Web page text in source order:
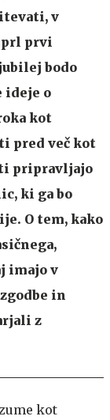
v
prvi
bodo
ideje o
kot
pred več kot
pripravljajo
ki ga bo
O tem, kako
imajo v
in
z
kot